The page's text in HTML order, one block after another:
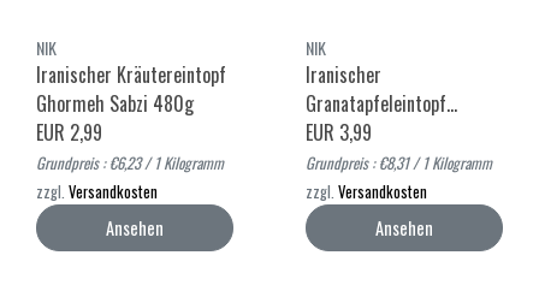
NIK
Iranischer Kräutereintopf
Ghormeh Sabzi 480g
EUR 2,99
Grundpreis : €6,23 / 1 Kilogramm
zzgl. Versandkosten
Ansehen
NIK
Iranischer
Granatapfeleintopf
Fesenjan 480g
EUR 3,99
Grundpreis : €8,31 / 1 Kilogramm
zzgl. Versandkosten
Ansehen